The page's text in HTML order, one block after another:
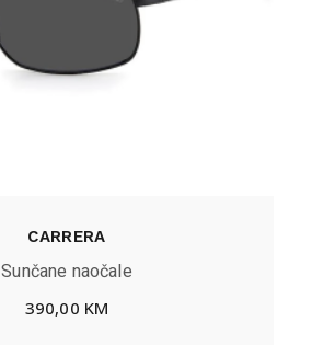
CARRERA
Sunčane naočale
390,00 KM